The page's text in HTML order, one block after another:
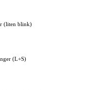
(liten blink)
(L+S)